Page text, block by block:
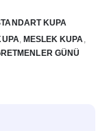
KUPA
MESLEK KUPA
GÜNÜ